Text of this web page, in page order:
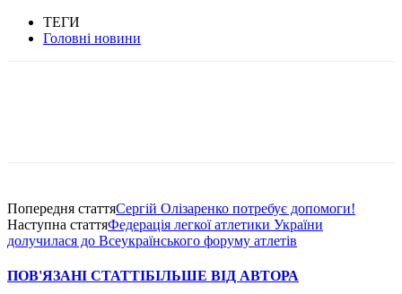
ТЕГИ
Головні новини
Попередня статтяСергій Олізаренко потребує допомоги!
Наступна статтяФедерація легкої атлетики України
долучилася до Всеукраїнського форуму атлетів
ПОВ'ЯЗАНІ СТАТТІБІЛЬШЕ ВІД АВТОРА